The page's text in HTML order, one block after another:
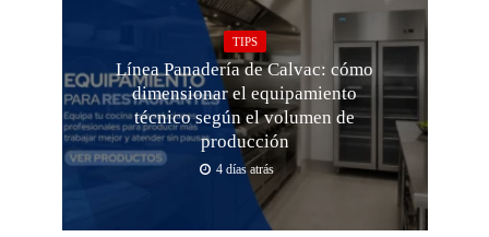
TIPS
Línea Panadería de Calvac: cómo
dimensionar el equipamiento
técnico según el volumen de
producción
4 días atrás